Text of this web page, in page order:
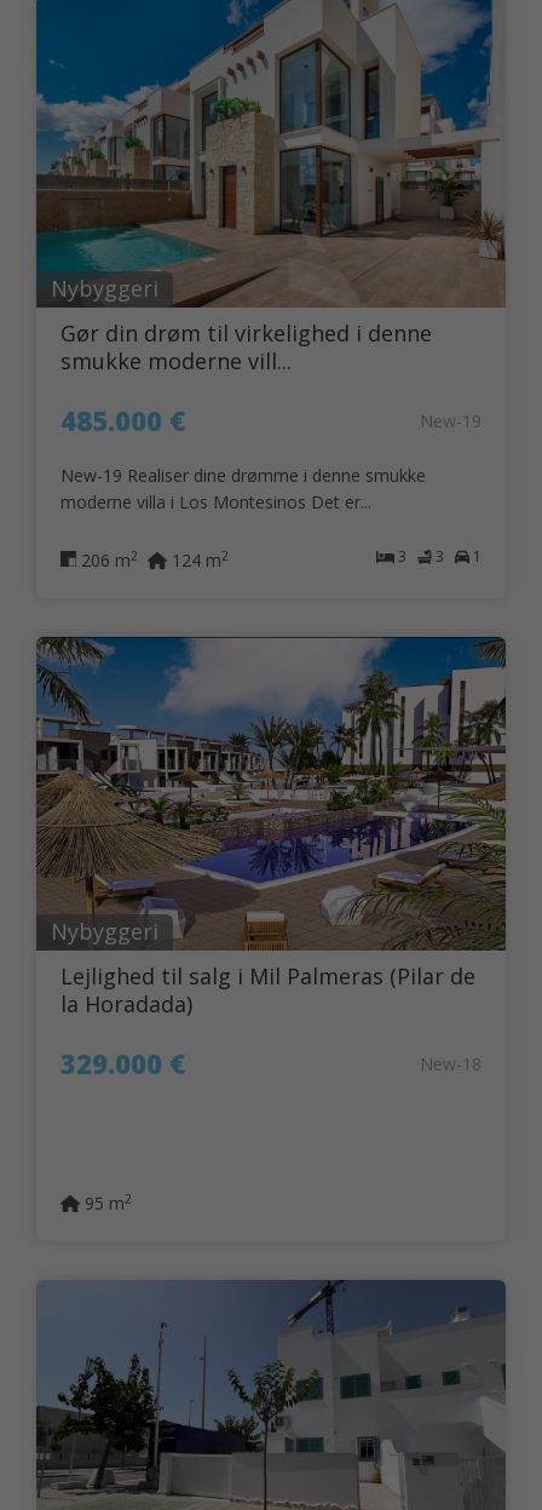
Nybyggeri
Gør din drøm til virkelighed i denne
smukke moderne vill...
485.000 € New-19
New-19 Realiser dine drømme i denne smukke
moderne villa i Los Montesinos Det er...
3 3 1
206 m2 124 m2
Nybyggeri
Lejlighed til salg i Mil Palmeras (Pilar de
la Horadada)
329.000 € New-18
95 m2